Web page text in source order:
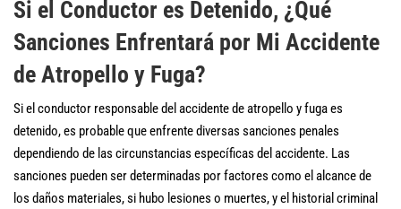
Si el Conductor es Detenido, ¿Qué
Sanciones Enfrentará por Mi Accidente
de Atropello y Fuga?
Si el conductor responsable del accidente de atropello y fuga es
detenido, es probable que enfrente diversas sanciones penales
dependiendo de las circunstancias específicas del accidente. Las
sanciones pueden ser determinadas por factores como el alcance de
los daños materiales, si hubo lesiones o muertes, y el historial criminal